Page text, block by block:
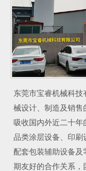
东莞市宝睿机械科
械设计、制造及销售
吸收国内外近二十
品类涂层设备、印刷
配套包装辅助设备
期友好的合作关系，